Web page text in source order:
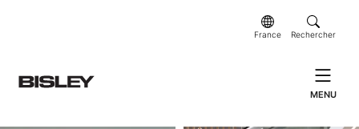
France Rechercher
MENU